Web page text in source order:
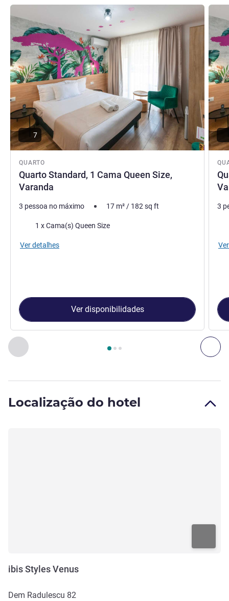
Anterior - Quarto
Página , Quarto 1 : Quarto Standard, 1 Cama Queen
QUARTO
Quarto Standard, 1 Cama Queen Size,
Varanda
Ver detalhes
7
3 pessoa no máximo 17 m²/ 182sq ft
Cama1 x Cama(s) Queen Size
Ver detalhes
Ver disponibilidades
Ver
3
Localização do hotel
ibis Styles Venus
Dem Radulescu 82